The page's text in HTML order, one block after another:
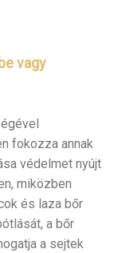
vagy
fokozza annak
védelmet nyújt
miközben
és laza bőr
a bőr
a sejtek